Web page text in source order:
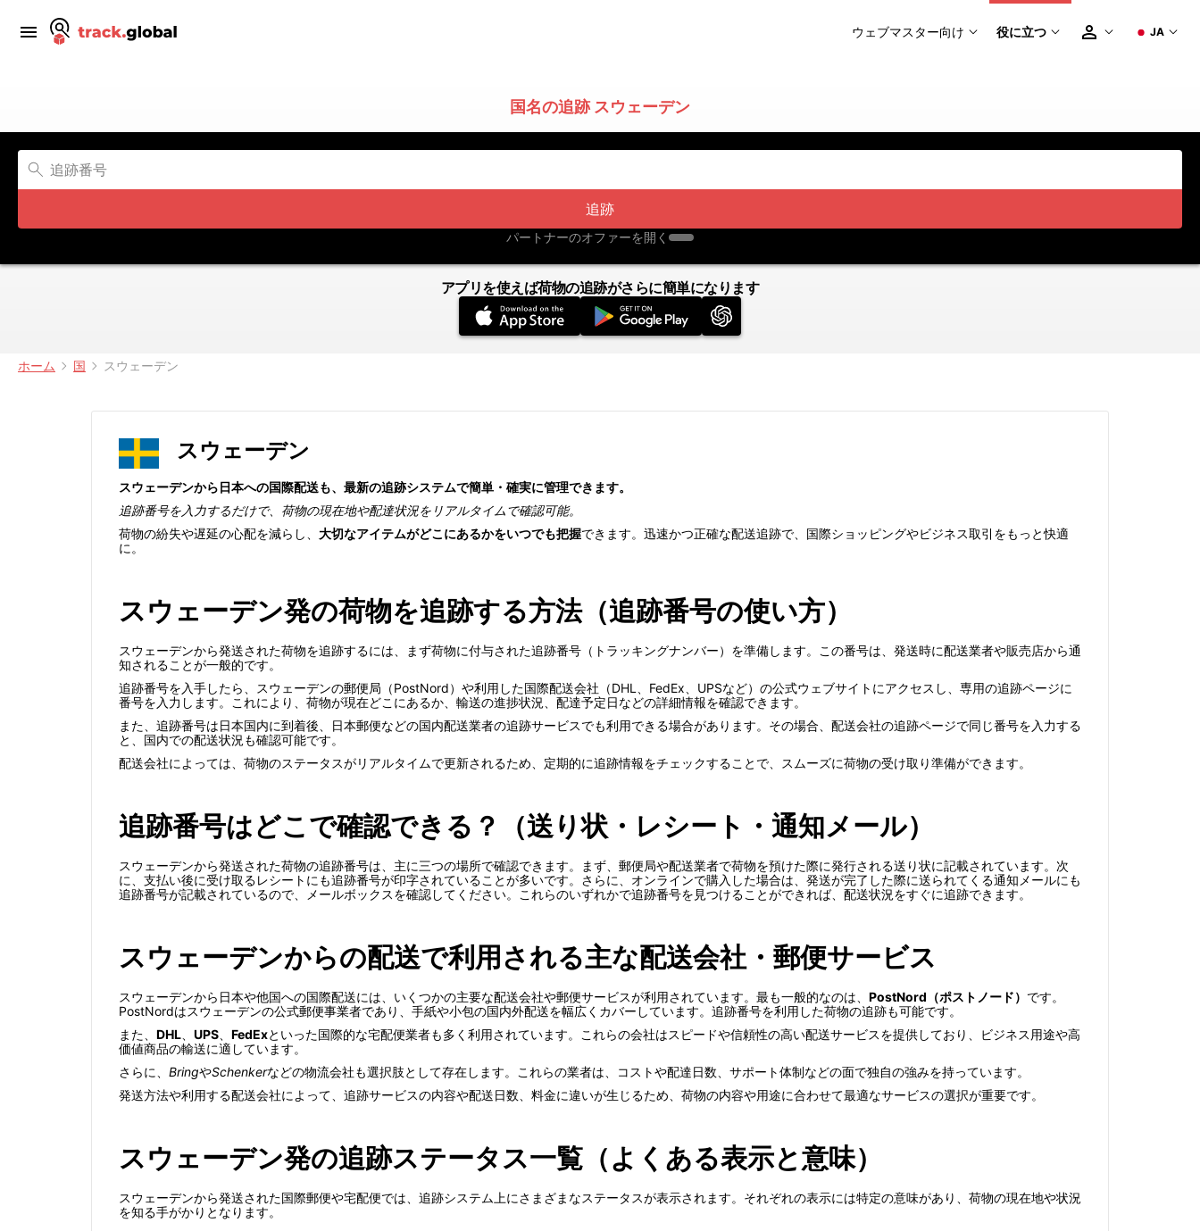
ウェブマスター向け 役に立つ JA
国名の追跡 スウェーデン
追跡
パートナーのオファーを開く
アプリを使えば荷物の追跡がさらに簡単になります
ホーム 国 スウェーデン
スウェーデン
スウェーデンから日本への国際配送も、最新の追跡システムで簡単・確実に管理できます。
追跡番号を入力するだけで、荷物の現在地や配達状況をリアルタイムで確認可能。
荷物の紛失や遅延の心配を減らし、 大切なアイテムがどこにあるかをいつでも把握できます。迅速かつ正確な配送追跡で、国際ショッピングやビジネス取引をもっと快適
に。
スウェーデン発の荷物を追跡する方法（追跡番号の使い方）
スウェーデンから発送された荷物を追跡するには、まず荷物に付与された追跡番号（トラッキングナンバー）を準備します。この番号は、発送時に配送業者や販売店から通
知されることが一般的です。
追跡番号を入手したら、スウェーデンの郵便局（PostNord）や利用した国際配送会社（DHL、FedEx、UPSなど）の公式ウェブサイトにアクセスし、専用の追跡ページに
番号を入力します。これにより、荷物が現在どこにあるか、輸送の進捗状況、配達予定日などの詳細情報を確認できます。
また、追跡番号は日本国内に到着後、日本郵便などの国内配送業者の追跡サービスでも利用できる場合があります。その場合、配送会社の追跡ページで同じ番号を入力する
と、国内での配送状況も確認可能です。
配送会社によっては、荷物のステータスがリアルタイムで更新されるため、定期的に追跡情報をチェックすることで、スムーズに荷物の受け取り準備ができます。
追跡番号はどこで確認できる？（送り状・レシート・通知メール）
スウェーデンから発送された荷物の追跡番号は、主に三つの場所で確認できます。まず、郵便局や配送業者で荷物を預けた際に発行される送り状に記載されています。次
に、支払い後に受け取るレシートにも追跡番号が印字されていることが多いです。さらに、オンラインで購入した場合は、発送が完了した際に送られてくる通知メールにも
追跡番号が記載されているので、メールボックスを確認してください。これらのいずれかで追跡番号を見つけることができれば、配送状況をすぐに追跡できます。
スウェーデンからの配送で利用される主な配送会社・郵便サービス
スウェーデンから日本や他国への国際配送には、いくつかの主要な配送会社や郵便サービスが利用されています。最も一般的なのは、 PostNord（ポストノード） です。
PostNordはスウェーデンの公式郵便事業者であり、手紙や小包の国内外配送を幅広くカバーしています。追跡番号を利用した荷物の追跡も可能です。
また、 DHL UPS FedExといった国際的な宅配便業者も多く利用されています。これらの会社はスピードや信頼性の高い配送サービスを提供しており、ビジネス用途や高
価値商品の輸送に適しています。
さらに、 BringやSchenkerなどの物流会社も選択肢として存在します。これらの業者は、コストや配達日数、サポート体制などの面で独自の強みを持っています。
発送方法や利用する配送会社によって、追跡サービスの内容や配送日数、料金に違いが生じるため、荷物の内容や用途に合わせて最適なサービスの選択が重要です。
スウェーデン発の追跡ステータス一覧（よくある表示と意味）
スウェーデンから発送された国際郵便や宅配便では、追跡システム上にさまざまなステータスが表示されます。それぞれの表示には特定の意味があり、荷物の現在地や状況
を知る手がかりとなります。